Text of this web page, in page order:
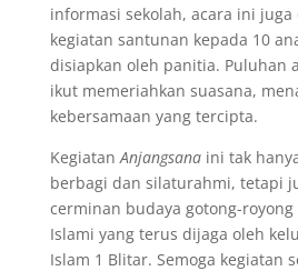
informasi sekolah, acara ini
kegiatan santunan kepada 10
disiapkan oleh panitia. Puluhan
ikut memeriahkan suasana,
kebersamaan yang tercipta.
Kegiatan Anjangsanaini tak
berbagi dan silaturahmi, tetapi
cerminan budaya gotong-
Islami yang terus dijaga oleh
Islam 1 Blitar. Semoga kegiatan